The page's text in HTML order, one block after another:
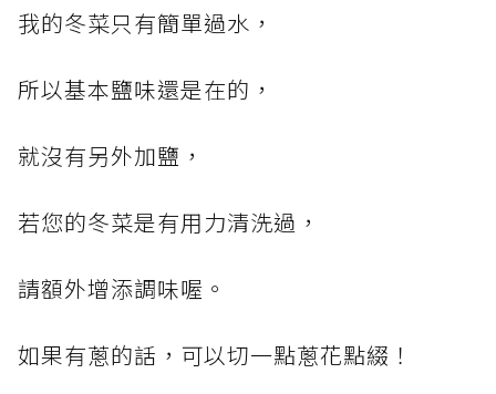
我的冬菜只有簡單過水，
所以基本鹽味還是在的，
就沒有另外加鹽，
若您的冬菜是有用力清洗過，
請額外增添調味喔。
如果有蔥的話，可以切一點蔥花點綴！